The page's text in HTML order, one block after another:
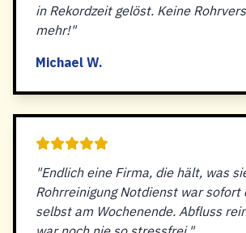
in Rekordzeit gelöst. Keine
mehr!"
Michael W.
"Endlich eine Firma, die hält, was
Rohrreinigung Notdienst war sofort
selbst am Wochenende. Abfluss